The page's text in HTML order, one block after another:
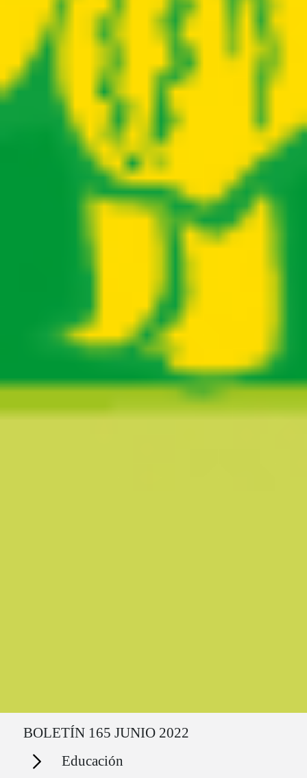
BOLETÍN 165 JUNIO 2022
Secciones Educación